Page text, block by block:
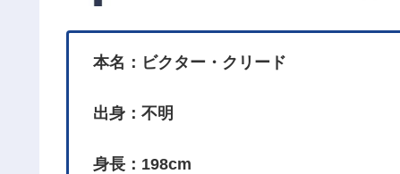
本名：ビクター・クリード
出身：不明
身長：198cm